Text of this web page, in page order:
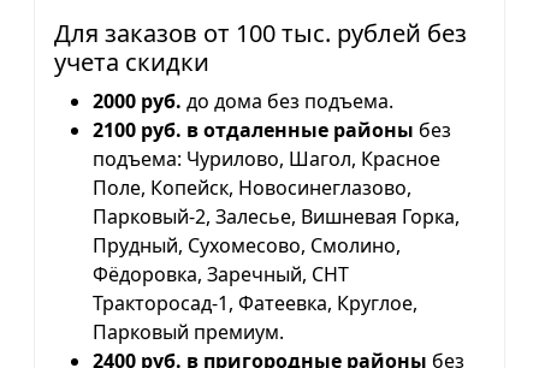
Для заказов от 100 тыс. рублей без
учета скидки
2000 руб. до дома без подъема.
2100 руб. в отдаленные районы без
подъема: Чурилово, Шагол, Красное
Поле, Копейск, Новосинеглазово,
Парковый-2, Залесье, Вишневая Горка,
Прудный, Сухомесово, Смолино,
Фёдоровка, Заречный, СНТ
Тракторосад-1, Фатеевка, Круглое,
Парковый премиум.
2400 руб. в пригородные районы без